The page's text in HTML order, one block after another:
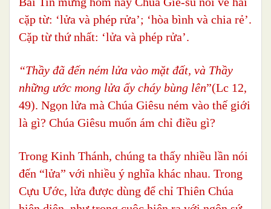
cặp từ: ‘lửa và phép rửa’; ‘hòa bình và chia rẻ’.
Cặp từ thứ nhất: ‘lửa và phép rửa’.
“Thầy đã đến ném lửa vào mặt đất, và Thầy
những ước mong lửa ấy cháy bùng lên”(Lc 12,
49). Ngọn lửa mà Chúa Giêsu ném vào thế giới
là gì? Chúa Giêsu muốn ám chỉ điều gì?
Trong Kinh Thánh, chúng ta thấy nhiều lần nói
đến “lửa” với nhiều ý nghĩa khác nhau. Trong
Cựu Ước, lửa được dùng để chỉ Thiên Chúa